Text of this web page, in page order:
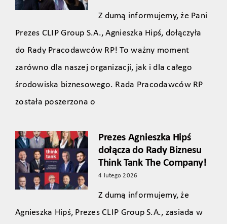
Z dumą informujemy, że Pani
Prezes CLIP Group S.A., Agnieszka Hipś, dołączyła
do Rady Pracodawców RP! To ważny moment
zarówno dla naszej organizacji, jak i dla całego
środowiska biznesowego. Rada Pracodawców RP
została poszerzona o
Prezes Agnieszka Hipś
dołącza do Rady Biznesu
Think Tank The Company!
4 lutego 2026
Z dumą informujemy, że
Agnieszka Hipś, Prezes CLIP Group S.A., zasiada w